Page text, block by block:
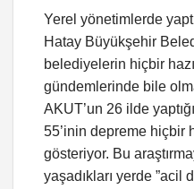
Yerel yönetimlerde
Hatay Büyükşehir
belediyelerin hiçbir
gündemlerinde bile
AKUT’un 26 ilde
55’inin depreme hiçbir
gösteriyor. Bu
yaşadıkları yerde ”acil